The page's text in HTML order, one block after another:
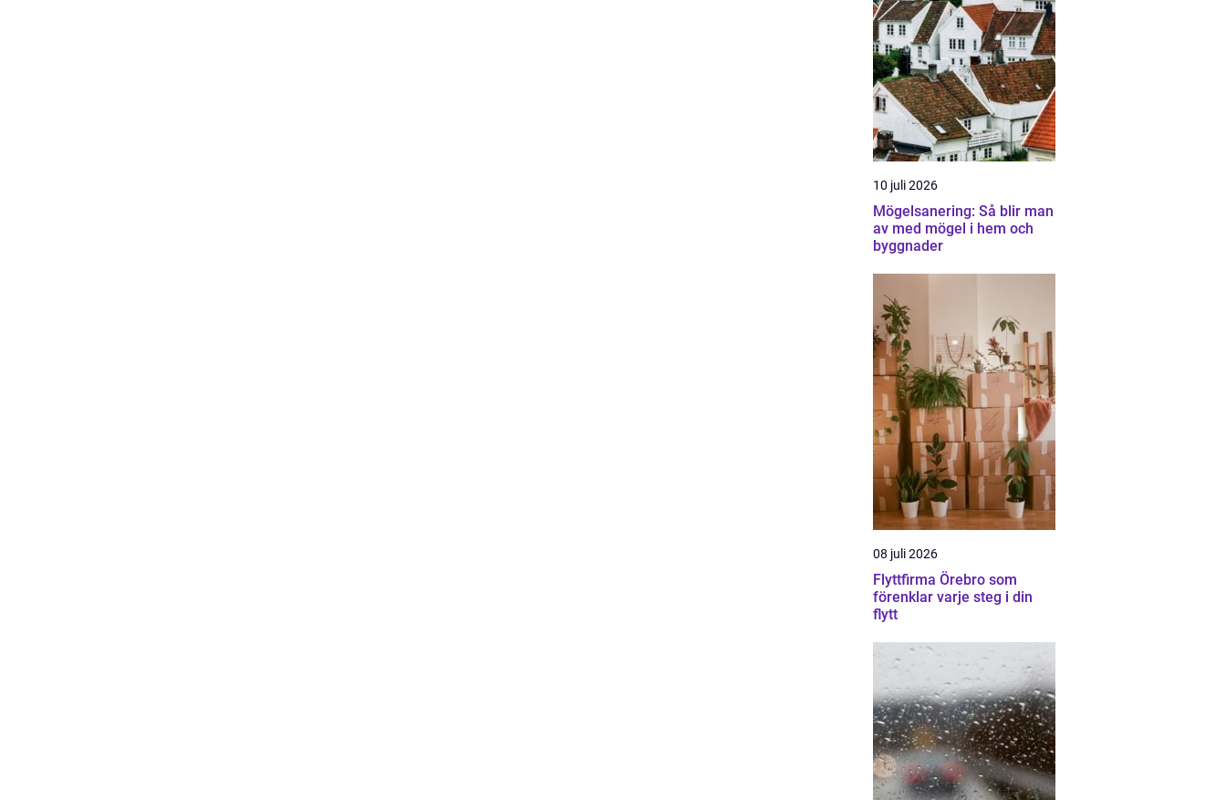
10 juli 2026
Mögelsanering: Så blir man
av med mögel i hem och
byggnader
08 juli 2026
Flyttfirma Örebro som
förenklar varje steg i din
flytt